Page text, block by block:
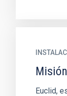
Euclid,